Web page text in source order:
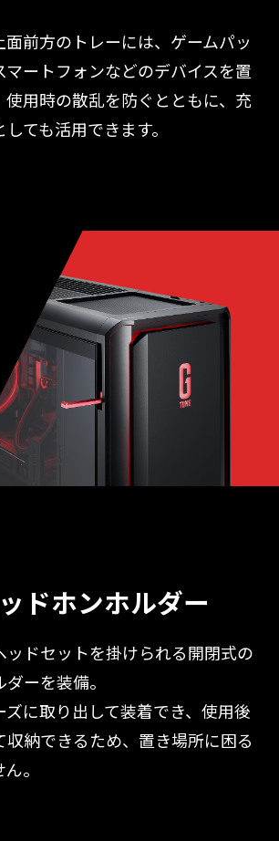
面前方のトレーには、ゲームパッ
マートフォンなどのデバイスを置
使用時の散乱を防ぐとともに、充
ても活用できます。
ドホンホルダー
ッドセットを掛けられる開閉式の
ーを装備。
ズに取り出して装着でき、使用後
収納できるため、置き場所に困る
。